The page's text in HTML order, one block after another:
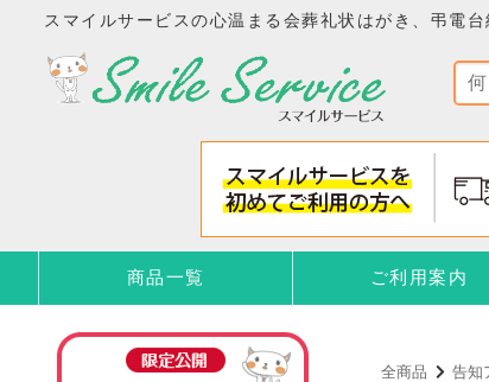
スマイルサービスの心温まる会葬礼状はがき、弔電
商品一覧 ご利用案内
全商品 告知